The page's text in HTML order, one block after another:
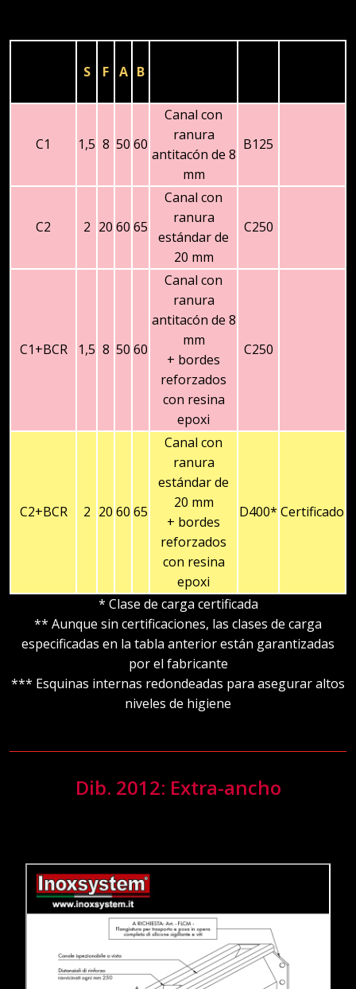
S F A B
C1 1,5 8 50 60
Canal con
ranura
antitacón de 8
mm
B125
C2 2 20 60 65
Canal con
ranura
estándar de
20 mm
C250
C1+BCR 1,5 8 50 60
Canal con
ranura
antitacón de 8
mm
+ bordes
reforzados
con resina
epoxi
C250
C2+BCR 2 20 60 65
Canal con
ranura
estándar de
20 mm
+ bordes
reforzados
con resina
epoxi
D400* Certificado
* Clase de carga certificada
** Aunque sin certificaciones, las clases de carga
especificadas en la tabla anterior están garantizadas
por el fabricante
*** Esquinas internas redondeadas para asegurar altos
niveles de higiene
Dib. 2012: Extra-ancho